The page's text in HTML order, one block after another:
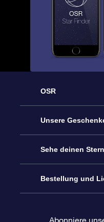
OSR
Service
Kontakt
Blog
Unsere
Sterne schenken
OSR-
Sehe deinen Stern
Sternregister
Bestellung und
Abonniere